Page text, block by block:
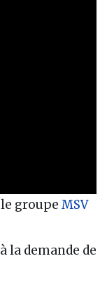
groupe MSV
la demande de